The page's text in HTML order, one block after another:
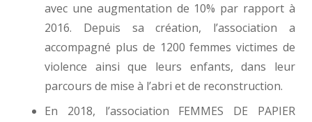
avec une augmentation de 10% par rapport à
2016. Depuis sa création, l’association a
accompagné plus de 1200 femmes victimes de
violence ainsi que leurs enfants, dans leur
parcours de mise à l’abri et de reconstruction.
En 2018, l’association FEMMES DE PAPIER